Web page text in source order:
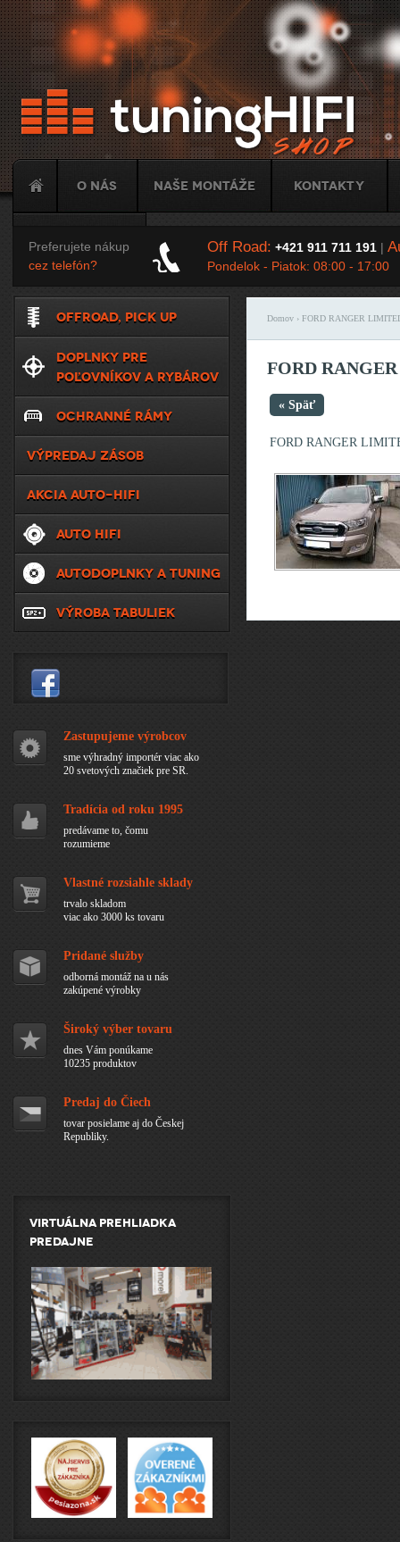
O nás Naše montáže Kontakty
Tuning
Preferujete nákup
cez telefón?
Off Road: +421 911 711 191|
Pondelok - Piatok: 08:00 - 17:00
Domov› FORD RANGER
FORD
« Späť
FORD RANGER
OFFROAD, PICK UP
DOPLNKY PRE
POĽOVNÍKOV A RYBÁROV
OCHRANNÉ RÁMY
VÝPREDAJ ZÁSOB
AKCIA AUTO-HIFI
AUTO HIFI
AUTODOPLNKY A TUNING
VÝROBA TABULIEK
Zastupujeme výrobcov
sme výhradný importér viac ako
20 svetových značiek pre SR.
Tradícia od roku 1995
predávame to, čomu
rozumieme
Vlastné rozsiahle sklady
trvalo skladom
viac ako 3000 ks tovaru
Pridané služby
odborná montáž na u nás
zakúpené výrobky
Široký výber tovaru
dnes Vám ponúkame
10235 produktov
Predaj do Čiech
tovar posielame aj do Českej
Republiky.
Virtuálna prehliadka
predajne